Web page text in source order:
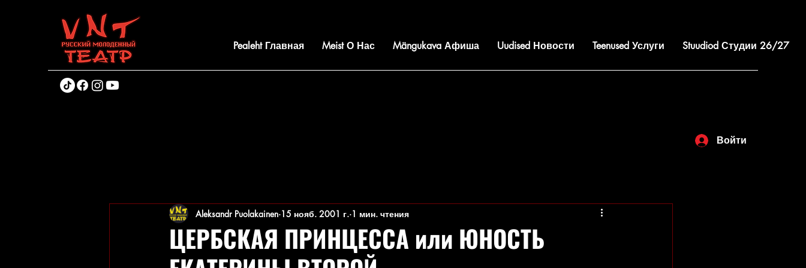
Pealeht Главная Meist О Нас Mängukava Афиша Uudised Новости Teenused Услуги Stuudiod Студии 26/27
Войти
ЦЕРБСКАЯ ПРИНЦЕССА или ЮНОСТЬ
Aleksandr Puolakainen 15 нояб. 2001 г. 1 мин. чтения